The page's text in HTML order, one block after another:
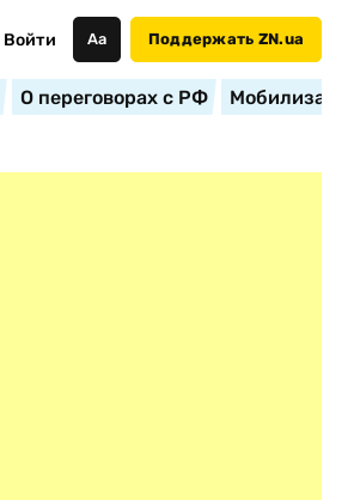
Войти Аа Поддержать ZN.ua
О переговорах с РФ